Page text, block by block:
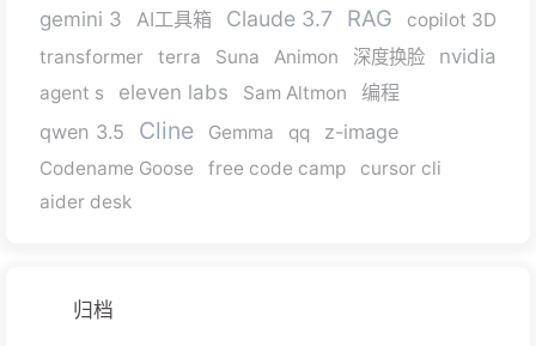
gemini 3 AI工具箱 Claude 3.7 RAG
copilot 3D
transformer
terra Suna Animon 深度换脸 nvidia
agent s eleven labs Sam Altmon
编程
qwen 3.5
Cline Gemma qq z-image
Codename Goose free code camp
cursor cli
aider desk
归档